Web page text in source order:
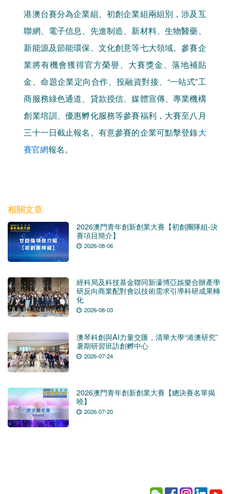
港澳台賽分為企業組、初創企業組兩組別，涉及互
聯網、電子信息、先進制造、新材料、生物醫藥、
新能源及節能環保、文化創意等七大領域。參賽企
業將有機會獲得官方榮譽、大賽獎金、落地補貼
金、命題企業定向合作、投融資對接、“一站式”工
商服務綠色通道、貸款授信、媒體宣傳、專業機構
創業培訓、優惠孵化服務等參賽福利，大賽至八月
三十一日截止報名。有意參賽的企業可點擊登錄大
賽官網報名。
相關文章
2026澳門青年創新創業大賽【初創團隊組-決
賽項目簡介】
2026-08-06
經科局及科技基金聯同新濠博亞娛樂合辦產學
研反向商業配對會以技術需求引導科研成果轉
化
2026-08-03
澳琴科創與AI力量交匯，清華大學“港澳研究”
暑期研習班訪創孵中心
2026-07-24
2026澳門青年創新創業大賽【總決賽名單揭
曉】
2026-07-20